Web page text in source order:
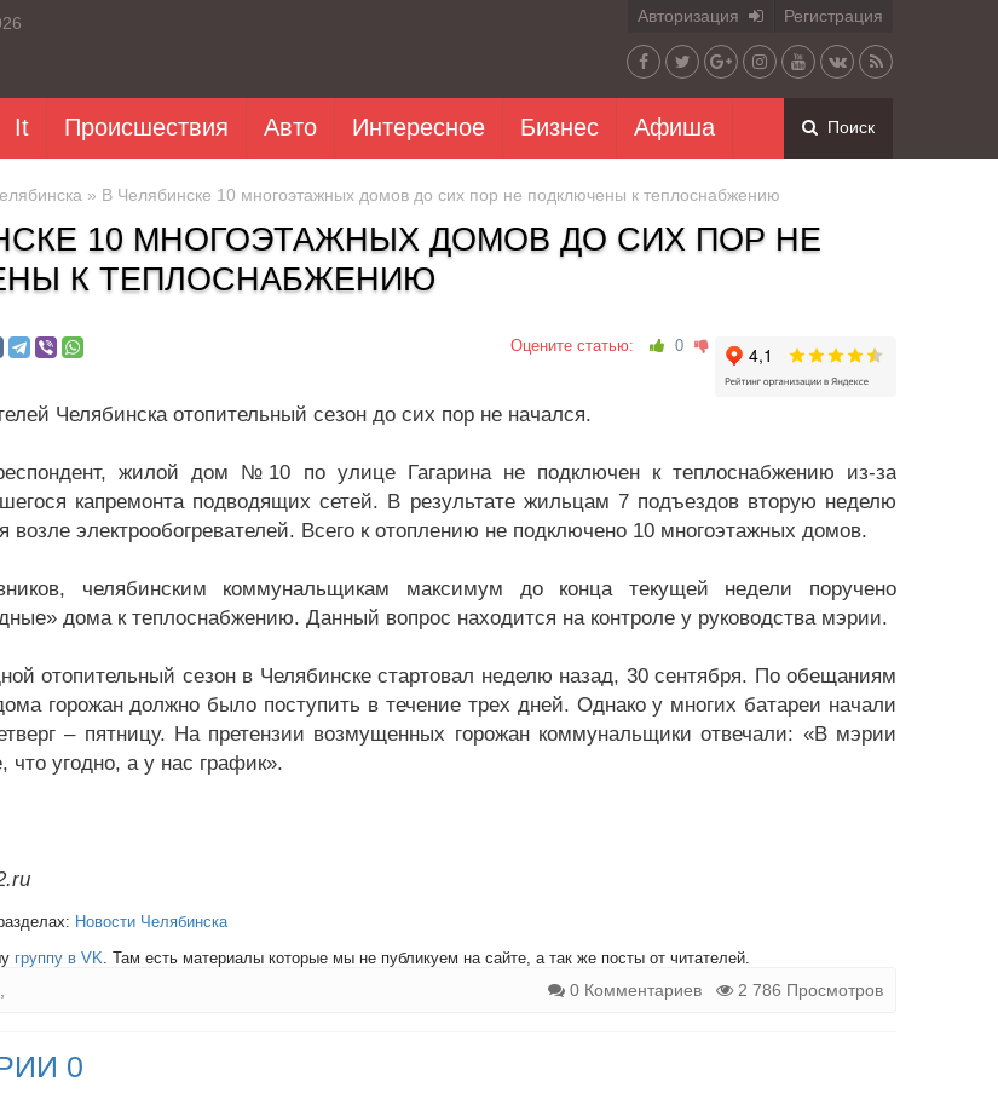
Авторизация Регистрация
It Происшествия Авто Интересное Бизнес Афиша Поиск
» В Челябинске 10 многоэтажных домов до сих пор не подключены к теплоснабжению
10 МНОГОЭТАЖНЫХ ДОМОВ ДО СИХ ПОР НЕ
К ТЕПЛОСНАБЖЕНИЮ
Оцените статью: 0
Челябинска отопительный сезон до сих пор не начался.
жилой дом №10 по улице Гагарина не подключен к теплоснабжению из-за
капремонта подводящих сетей. В результате жильцам 7 подъездов вторую неделю
возле электрообогревателей. Всего к отоплению не подключено 10 многоэтажных домов.
челябинским коммунальщикам максимум до конца текущей недели поручено
дома к теплоснабжению. Данный вопрос находится на контроле у руководства мэрии.
отопительный сезон в Челябинске стартовал неделю назад, 30 сентября. По обещаниям
горожан должно было поступить в течение трех дней. Однако у многих батареи начали
– пятницу. На претензии возмущенных горожан коммунальщики отвечали: «В мэрии
что угодно, а у нас график».
Новости Челябинска
группу в VK. Там есть материалы которые мы не публикуем на сайте, а так же посты от читателей.
0 Комментариев 2 786 Просмотров
0